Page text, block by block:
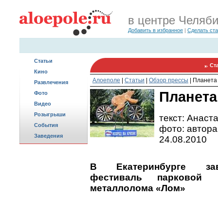
в центре
Добавить в избранное | Сделать
Статьи
Кино
Развлечения
Фото
Видео
Розыгрыши
События
Заведения
Алоеполе Статьи Обзор прессы
текст:
фото: автора
24.08.2010
В Екатеринбурге
фестиваль парковой
металлолома «Лом»